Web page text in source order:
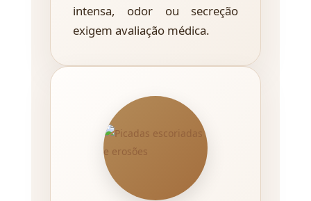
intensa, odor ou secreção
exigem avaliação médica.